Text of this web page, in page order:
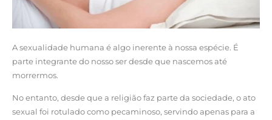
A sexualidade humana é algo inerente à nossa espécie. É
parte integrante do nosso ser desde que nascemos até
morrermos.
No entanto, desde que a religião faz parte da sociedade, o ato
sexual foi rotulado como pecaminoso, servindo apenas para a